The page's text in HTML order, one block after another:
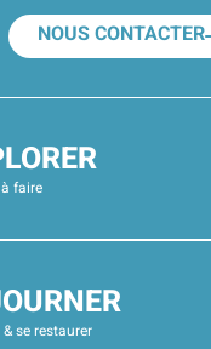
NOUS CONTACTER
faire
se restaurer